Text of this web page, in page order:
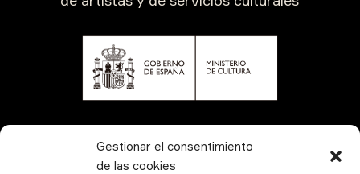
Gestionar el consentimiento
de las cookies